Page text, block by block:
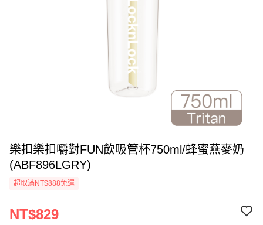
樂扣樂扣嚼對FUN飲吸管杯750ml/蜂蜜燕麥奶
(ABF896LGRY)
超取滿NT$888免運
NT$829